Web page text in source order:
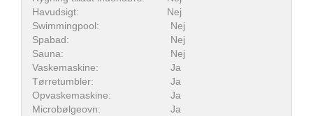
Havudsigt:
Nej
Swimmingpool:
Nej
Spabad:
Nej
Sauna:
Nej
Vaskemaskine:
Ja
Tørretumbler:
Ja
Opvaskemaskine:
Ja
Microbølgeovn:
Ja